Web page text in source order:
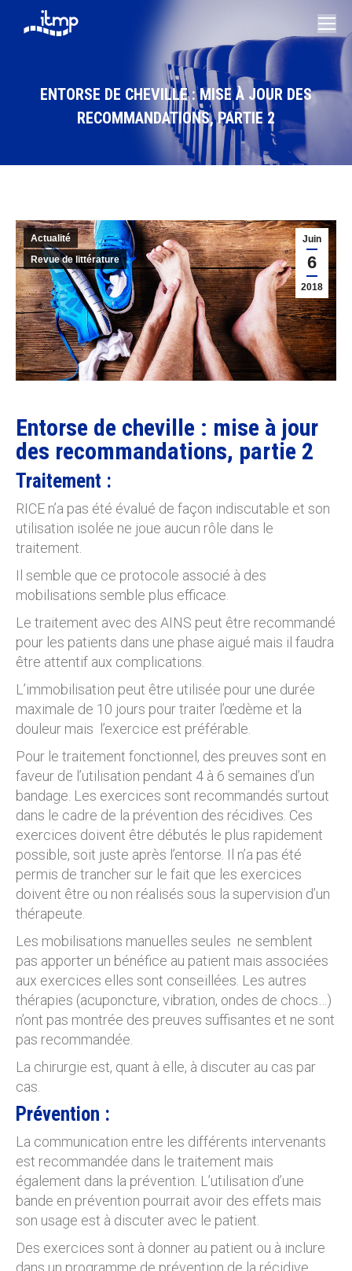
ENTORSE DE CHEVILLE : MISE À JOUR DES
RECOMMANDATIONS, PARTIE 2
Vous êtes ici :
Juin
6
2018
Actualité
Revue de littérature
Entorse de cheville : mise à jour
des recommandations, partie 2
Traitement :
RICE n’a pas été évalué de façon indiscutable et son
utilisation isolée ne joue aucun rôle dans le
traitement.
Il semble que ce protocole associé à des
mobilisations semble plus efficace.
Le traitement avec des AINS peut être recommandé
pour les patients dans une phase aigué mais il faudra
être attentif aux complications.
L’immobilisation peut être utilisée pour une durée
maximale de 10 jours pour traiter l’œdème et la
douleur mais l’exercice est préférable.
Pour le traitement fonctionnel, des preuves sont en
faveur de l’utilisation pendant 4 à 6 semaines d’un
bandage. Les exercices sont recommandés surtout
dans le cadre de la prévention des récidives. Ces
exercices doivent être débutés le plus rapidement
possible, soit juste après l’entorse. Il n’a pas été
permis de trancher sur le fait que les exercices
doivent être ou non réalisés sous la supervision d’un
thérapeute.
Les mobilisations manuelles seules ne semblent
pas apporter un bénéfice au patient mais associées
aux exercices elles sont conseillées. Les autres
thérapies (acuponcture, vibration, ondes de chocs…)
n’ont pas montrée des preuves suffisantes et ne sont
pas recommandée.
La chirurgie est, quant à elle, à discuter au cas par
cas.
Prévention :
La communication entre les différents intervenants
est recommandée dans le traitement mais
également dans la prévention. L’utilisation d’une
bande en prévention pourrait avoir des effets mais
son usage est à discuter avec le patient.
Des exercices sont à donner au patient ou à inclure
dans un programme de prévention de la récidive.